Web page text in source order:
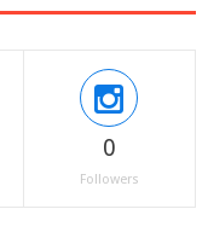
0
Followers